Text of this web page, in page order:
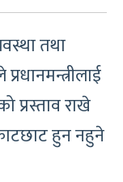
तथा
प्रस्ताव राखे
हुन नहुने